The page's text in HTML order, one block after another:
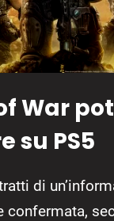
War
su PS5
di
confermata,